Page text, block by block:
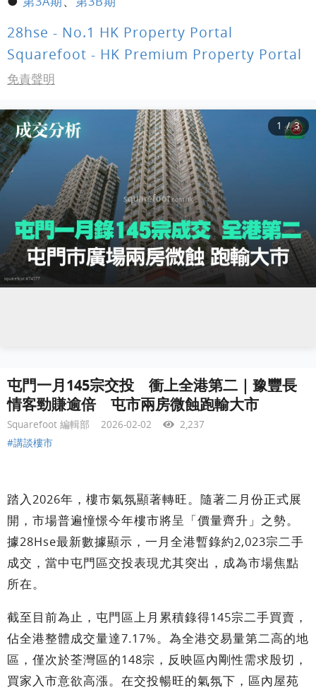
28hse - No.1 HK Property Portal
Squarefoot - HK Premium Property Portal
免責聲明
1 /3
屯門一月145宗交投 衝上全港第二｜豫豐長
情客勁賺逾倍 屯市兩房微蝕跑輸大市
Squarefoot 編輯部 2026-02-02
2,237
#講談樓市
踏入2026年，樓市氣氛顯著轉旺。隨著二月份正式展
開，市場普遍憧憬今年樓市將呈「價量齊升」之勢。
據28Hse最新數據顯示，一月全港暫錄約2,023宗二手
成交，當中屯門區交投表現尤其突出，成為市場焦點
所在。
截至目前為止，屯門區上月累積錄得145宗二手買賣，
佔全港整體成交量達7.17%。為全港交易量第二高的地
區，僅次於荃灣區的148宗，反映區內剛性需求殷切，
買家入市意欲高漲。在交投暢旺的氣氛下，區內屋苑